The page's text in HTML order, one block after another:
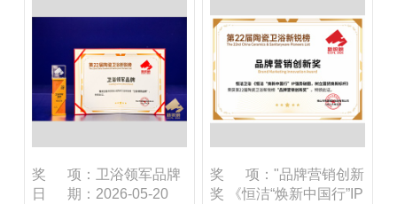
奖 项：卫浴领军品牌
日 期：2026-05-20
奖 项："品牌营销创新
奖 《恒洁“焕新中国行”IP